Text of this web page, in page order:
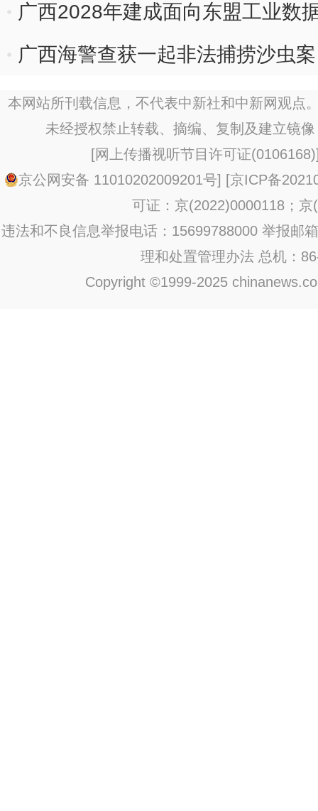
广西2028年建成面向东盟工业数
广西海警查获一起非法捕捞沙虫案
本网站所刊载信息，不代表中新社和中新网观点
未经授权禁止转载、摘编、复制及建立镜
[网上传播视听节目许可证(0106168)
京公网安备 11010202009201号] [京ICP备
可证：京(2022)0000118；京
违法和不良信息举报电话：15699788000 举报邮
理和处置管理办法 总机：
Copyright ©1999-2025